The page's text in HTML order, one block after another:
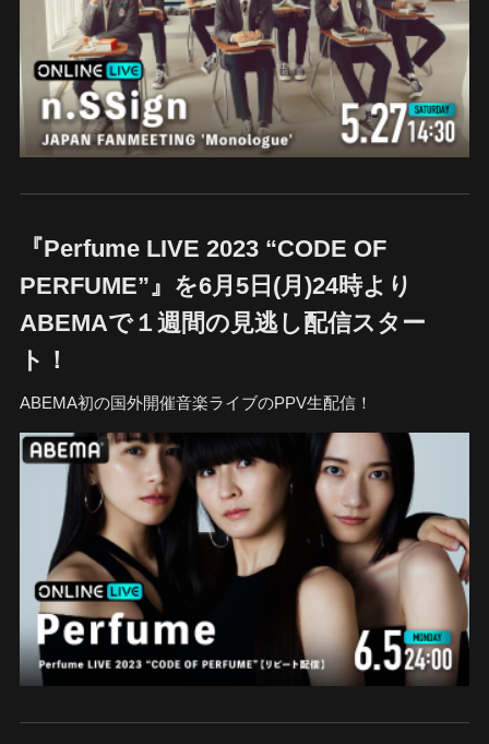
『Perfume LIVE 2023 “CODE OF
PERFUME”』を6月5日(月)24時より
ABEMAで１週間の見逃し配信スター
ト！
ABEMA初の国外開催音楽ライブのPPV生配信！